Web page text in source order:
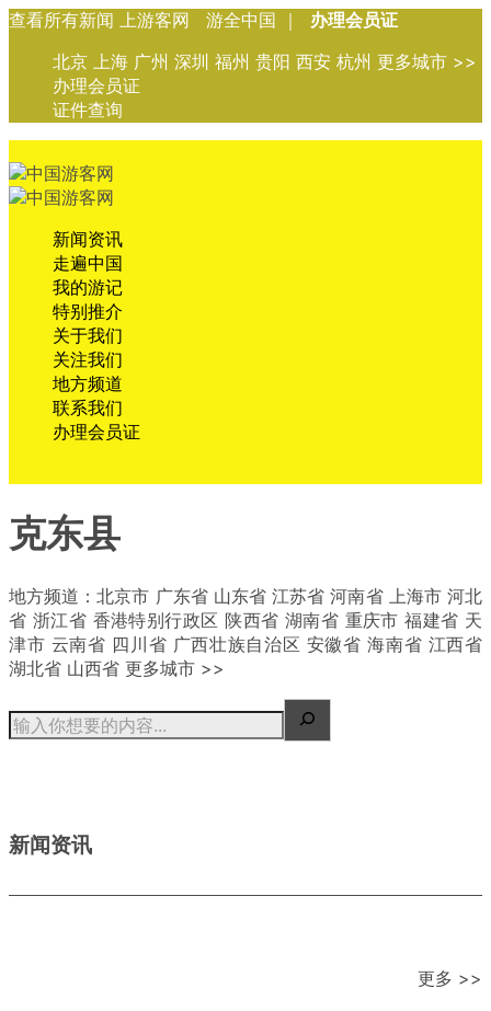
查看所有新闻 上游客网 游全中国 ｜
办理会员证
北京 上海 广州 深圳 福州 贵阳 西安 杭州 更多城市 >>
办理会员证
证件查询
新闻资讯
走遍中国
我的游记
特别推介
关于我们
关注我们
地方频道
联系我们
办理会员证
克东县
地方频道：北京市 广东省 山东省 江苏省 河南省 上海市 河北
省 浙江省 香港特别行政区 陕西省 湖南省 重庆市 福建省 天
津市 云南省 四川省 广西壮族自治区 安徽省 海南省 江西省
湖北省 山西省 更多城市 >>
新闻资讯
更多 >>